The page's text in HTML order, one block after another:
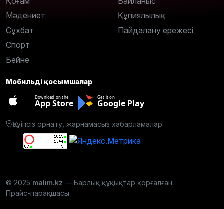
Мәдениет
Сұхбат
Спорт
Бейне
Құпиялылық
Пайдалану ережесі
Мобильді қосымшалар
Download on the
App Store
Get it on
Google Play
Қауіпсіз орнату, жарнамасыз хабарламалар.
© 2025 malim.kz — Барлық құқықтар қорғалған.
Прайс-парақшасы